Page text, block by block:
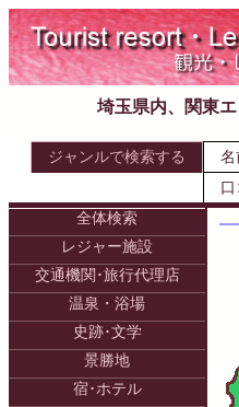
埼玉県内、関東
ジャンルで検索する 名
全体検索
レジャー施設
交通機関･旅行代理店
温泉・浴場
史跡･文学
景勝地
宿･ホテル